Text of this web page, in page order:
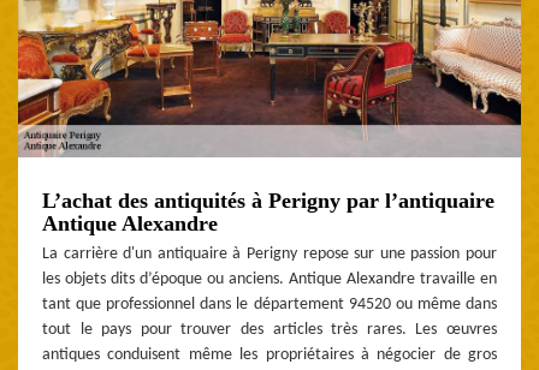
L’achat des antiquités à Perigny par l’antiquaire
Antique Alexandre
La carrière d'un antiquaire à Perigny repose sur une passion pour
les objets dits d’époque ou anciens. Antique Alexandre travaille en
tant que professionnel dans le département 94520 ou même dans
tout le pays pour trouver des articles très rares. Les œuvres
antiques conduisent même les propriétaires à négocier de gros